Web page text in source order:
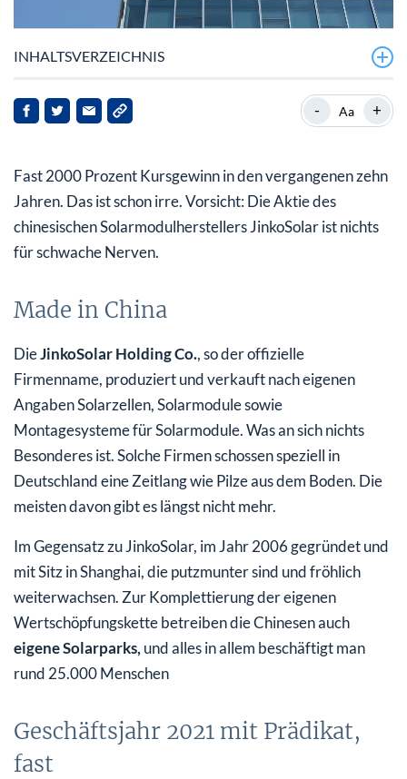
INHALTSVERZEICHNIS
Made in China
Ausblick auf die nächsten Jahre
- Aa +
Fast 2000 Prozent Kursgewinn in den vergangenen zehn
Jahren. Das ist schon irre. Vorsicht: Die Aktie des
chinesischen Solarmodulherstellers JinkoSolar ist nichts
für schwache Nerven.
Made in China
DieJinkoSolar Holding Co., so der offizielle
Firmenname, produziert und verkauft nach eigenen
Angaben Solarzellen, Solarmodule sowie
Montagesysteme für Solarmodule. Was an sich nichts
Besonderes ist. Solche Firmen schossen speziell in
Deutschland eine Zeitlang wie Pilze aus dem Boden. Die
meisten davon gibt es längst nicht mehr.
Im Gegensatz zu JinkoSolar, im Jahr 2006 gegründet und
mit Sitz in Shanghai, die putzmunter sind und fröhlich
weiterwachsen. Zur Komplettierung der eigenen
Wertschöpfungskette betreiben die Chinesen auch
eigene Solarparks,und alles in allem beschäftigt man
rund 25.000 Menschen
Geschäftsjahr 2021 mit Prädikat,
fast